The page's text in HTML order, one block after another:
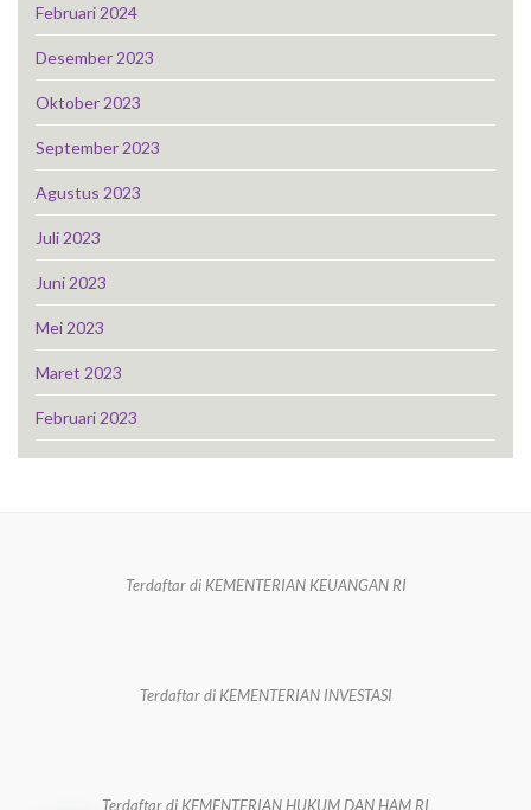
Februari 2024
Desember 2023
Oktober 2023
September 2023
Agustus 2023
Juli 2023
Juni 2023
Mei 2023
Maret 2023
Februari 2023
Terdaftar di KEMENTERIAN KEUANGAN RI
Terdaftar di KEMENTERIAN INVESTASI
Terdaftar di KEMENTERIAN HUKUM DAN HAM RI